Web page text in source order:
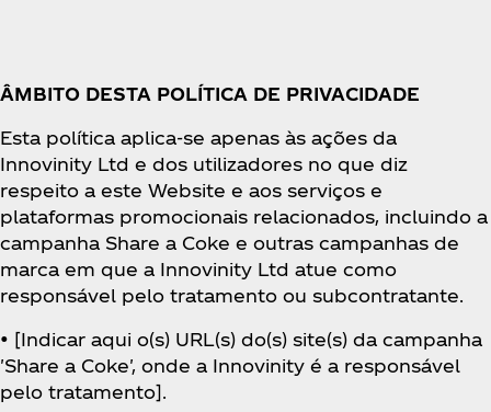
ÂMBITO DESTA POLÍTICA DE PRIVACIDADE
Esta política aplica-se apenas às ações da
Innovinity Ltd e dos utilizadores no que diz
respeito a este Website e aos serviços e
plataformas promocionais relacionados, incluindo a
campanha Share a Coke e outras campanhas de
marca em que a Innovinity Ltd atue como
responsável pelo tratamento ou subcontratante.
• [Indicar aqui o(s) URL(s) do(s) site(s) da campanha
'Share a Coke', onde a Innovinity é a responsável
pelo tratamento].